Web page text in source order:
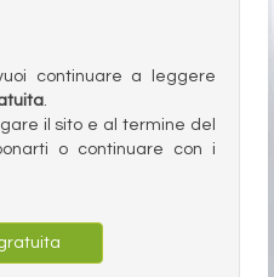
continuare a leggere
.
il sito e al termine del
o continuare con i